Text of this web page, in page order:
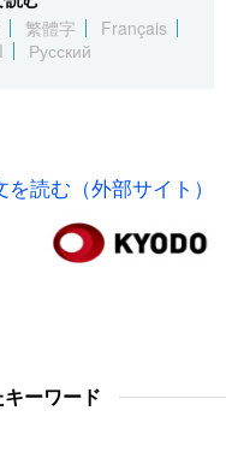
العربية お知らせ
繁體字
Français
Русский
読む（外部サイト）
ーワード